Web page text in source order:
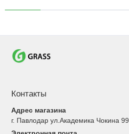
Контакты
Адрес магазина
г. Павлодар ул.Академика Чокина 99